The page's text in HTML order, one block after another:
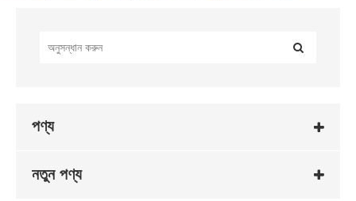
পণ্য
নতুন পণ্য